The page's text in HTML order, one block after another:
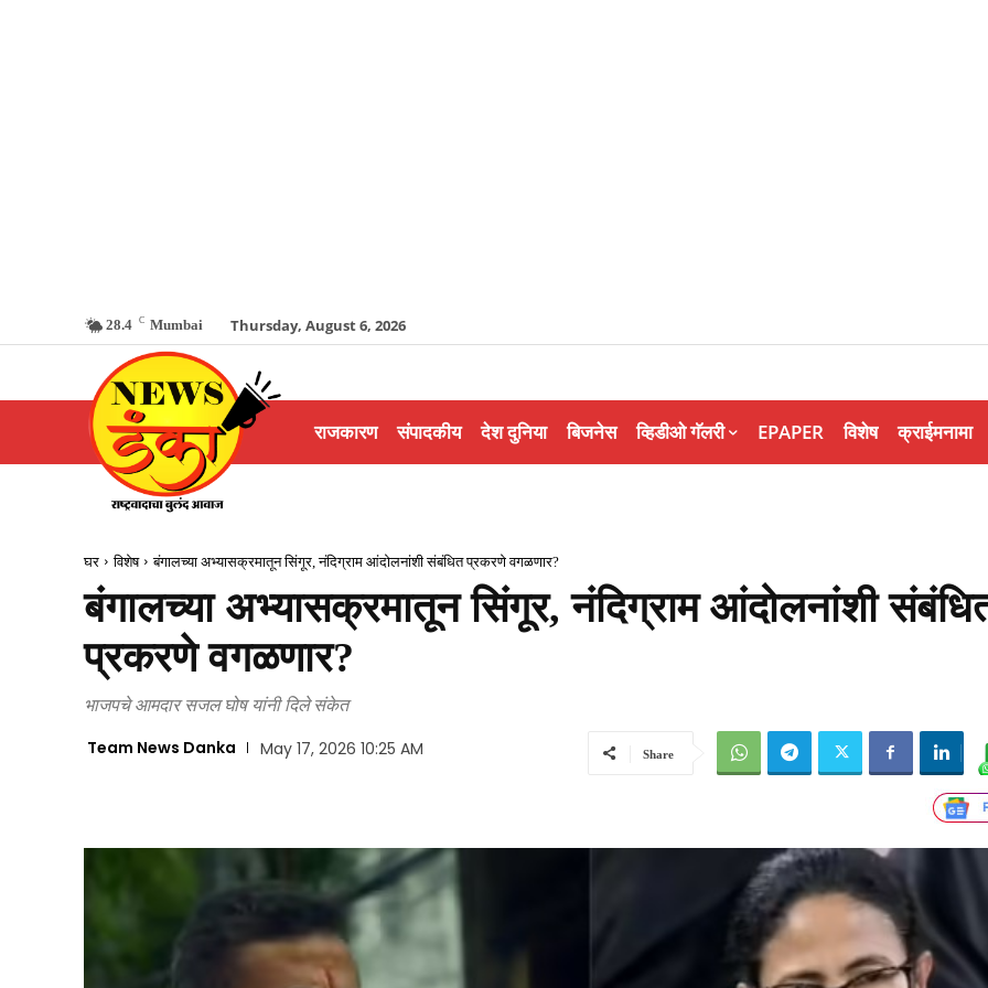
28.4 C Mumbai Thursday, August 6, 2026
राजकारण संपादकीय देश दुनिया बिजनेस व्हिडीओ गॅलरी EPAPER विशेष क्राईमनामा
घर विशेष बंगालच्या अभ्यासक्रमातून सिंगूर, नंदिग्राम आंदोलनांशी संबंधित प्रकरणे वगळणार?
बंगालच्या अभ्यासक्रमातून सिंगूर, नंदिग्राम आंदोलनांशी
प्रकरणे वगळणार?
भाजपचे आमदार सजल घोष यांनी दिले संकेत
Team News Danka May 17, 2026 10:25 AM Share